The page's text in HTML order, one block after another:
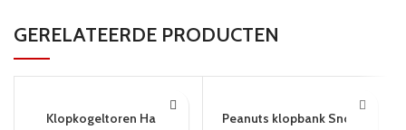
GERELATEERDE PRODUCTEN
Klopkogeltoren Haan
Peanuts klopbank Snoopy